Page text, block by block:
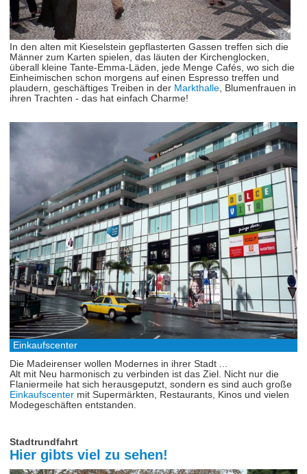
In den alten mit Kieselstein gepflasterten Gassen treffen sich die
Männer zum Karten spielen, das läuten der Kirchenglocken,
überall kleine Tante-Emma-Läden, jede Menge Cafés, wo sich die
Einheimischen schon morgens auf einen Espresso treffen und
plaudern, geschäftiges Treiben in der Markthalle, Blumenfrauen in
ihren Trachten - das hat einfach Charme!
Einkaufscenter
Die Madeirenser wollen Modernes in ihrer Stadt ...
Alt mit Neu harmonisch zu verbinden ist das Ziel. Nicht nur die
Flaniermeile hat sich herausgeputzt, sondern es sind auch große
Einkaufscenter mit Supermärkten, Restaurants, Kinos und vielen
Modegeschäften entstanden.
Stadtrundfahrt
Hier gibts viel zu sehen!